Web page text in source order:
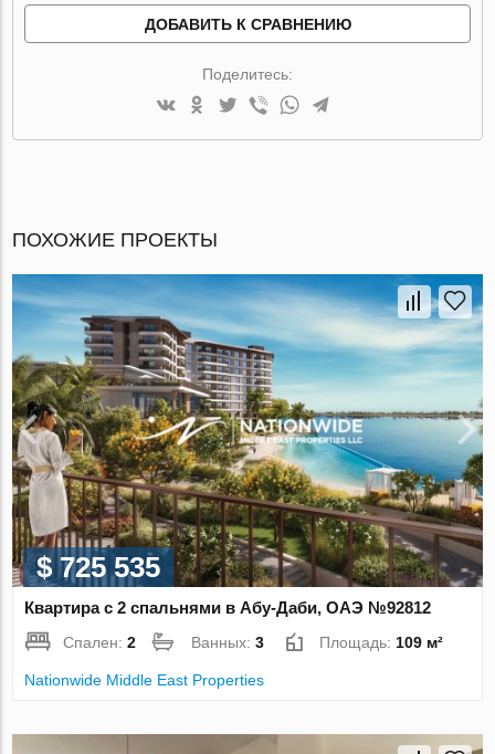
ДОБАВИТЬ К СРАВНЕНИЮ
Поделитесь:
ПОХОЖИЕ ПРОЕКТЫ
$ 725 535
Квартира с 2 спальнями в Абу-Даби, ОАЭ №92812
Спален:2 Ванных:3 Площадь:109 м²
Nationwide Middle East Properties